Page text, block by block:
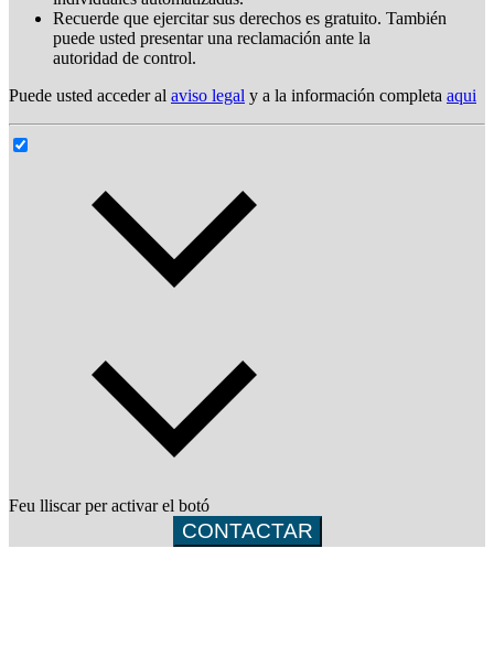
Recuerde que ejercitar sus derechos es gratuito. También
puede usted presentar una reclamación ante la
autoridad de control.
Puede usted acceder al aviso legal y a la información completa aqui
Feu lliscar per activar el botó
CONTACTAR